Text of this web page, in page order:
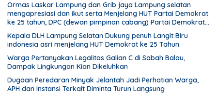
Ormas Laskar Lampung dan Grib jaya Lampung selatan
mengapresiasi dan ikut serta Menjelang HUT Partai Demokrat
ke 25 tahun, DPC (dewan pimpinan cabang) Partai Demokrat
Lampung Selatan gelar aksi bersih-bersih pantai dan
menanam pohon
Kepala DLH Lampung Selatan Dukung penuh Langit Biru
indonesia asri menjelang HUT Demokrat ke 25 Tahun
Warga Pertanyakan Legalitas Galian C di Sabah Balau,
Dampak Lingkungan Kian Dikeluhkan
Dugaan Peredaran Minyak Jelantah Jadi Perhatian Warga,
APH dan Instansi Terkait Diminta Turun Langsung